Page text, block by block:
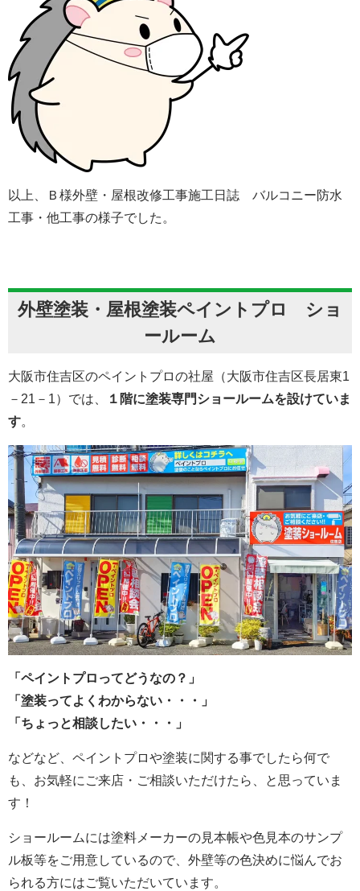
以上、Ｂ様外壁・屋根改修工事施工日誌 バルコニー防水
工事・他工事の様子でした。
外壁塗装・屋根塗装ペイントプロ ショ
ールーム
大阪市住吉区のペイントプロの社屋（大阪市住吉区長居東1
－21－1）では、
１階に塗装専門ショールームを設けていま
す。
「ペイントプロってどうなの？」
「塗装ってよくわからない・・・」
「ちょっと相談したい・・・」
などなど、ペイントプロや塗装に関する事でしたら何で
も、お気軽にご来店・ご相談いただけたら、と思っていま
す！
ショールームには塗料メーカーの見本帳や色見本のサンプ
ル板等をご用意しているので、外壁等の色決めに悩んでお
られる方にはご覧いただいています。